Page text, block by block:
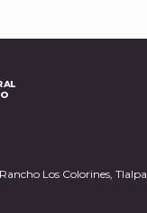
Los Colorines,